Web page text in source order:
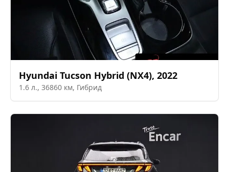
Hyundai Tucson Hybrid (NX4), 2022
1.6 л., 36860 км, Гибрид